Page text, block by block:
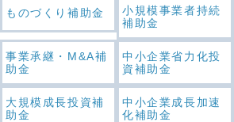
ものづくり補助金
小規模事業者持続
補助金
事業承継・M&A補
助金
中小企業省力化投
資補助金
大規模成長投資補
助金
中小企業成長加速
化補助金